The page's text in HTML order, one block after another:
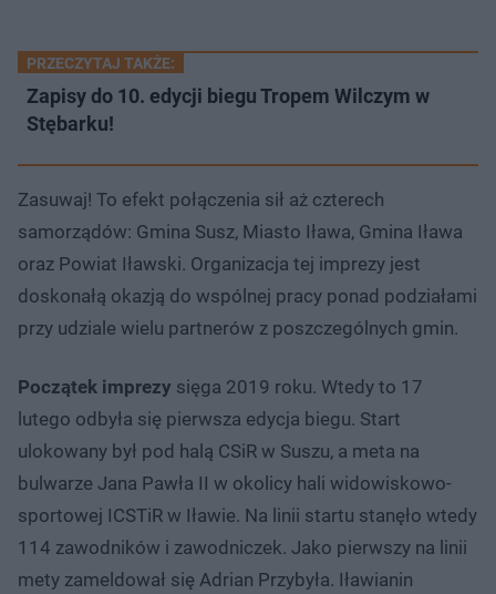
PRZECZYTAJ TAKŻE:
Zapisy do 10. edycji biegu Tropem Wilczym w
Stębarku!
Zasuwaj! To efekt połączenia sił aż czterech
samorządów: Gmina Susz, Miasto Iława, Gmina Iława
oraz Powiat Iławski. Organizacja tej imprezy jest
doskonałą okazją do wspólnej pracy ponad podziałami
przy udziale wielu partnerów z poszczególnych gmin.
Początek imprezy sięga 2019 roku. Wtedy to 17
lutego odbyła się pierwsza edycja biegu. Start
ulokowany był pod halą CSiR w Suszu, a meta na
bulwarze Jana Pawła II w okolicy hali widowiskowo-
sportowej ICSTiR w Iławie. Na linii startu stanęło wtedy
114 zawodników i zawodniczek. Jako pierwszy na linii
mety zameldował się Adrian Przybyła. Iławianin